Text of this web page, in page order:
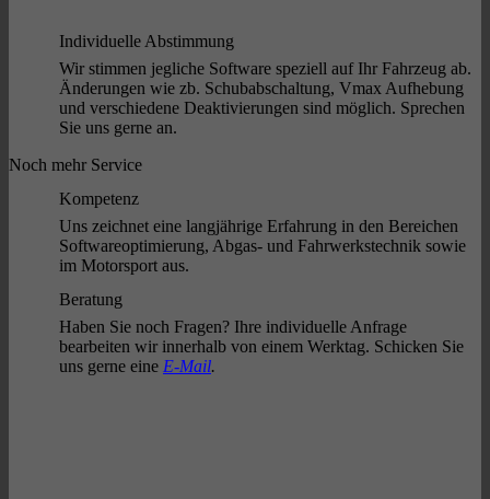
Individuelle Abstimmung
Wir stimmen jegliche Software speziell auf Ihr Fahrzeug ab.
Änderungen wie zb. Schubabschaltung, Vmax Aufhebung
und verschiedene Deaktivierungen sind möglich. Sprechen
Sie uns gerne an.
Noch mehr Service
Kompetenz
Uns zeichnet eine langjährige Erfahrung in den Bereichen
Softwareoptimierung, Abgas- und Fahrwerkstechnik sowie
im Motorsport aus.
Beratung
Haben Sie noch Fragen? Ihre individuelle Anfrage
bearbeiten wir innerhalb von einem Werktag. Schicken Sie
uns gerne eine E-Mail.